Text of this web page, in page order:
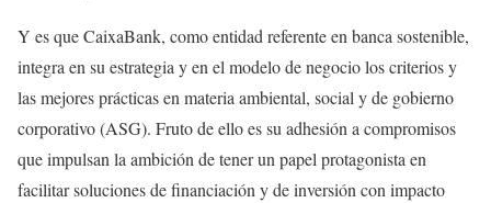
Y es que CaixaBank, como entidad referente en banca sostenible,
integra en su estrategia y en el modelo de negocio los criterios y
las mejores prácticas en materia ambiental, social y de gobierno
corporativo (ASG). Fruto de ello es su adhesión a compromisos
que impulsan la ambición de tener un papel protagonista en
facilitar soluciones de financiación y de inversión con impacto